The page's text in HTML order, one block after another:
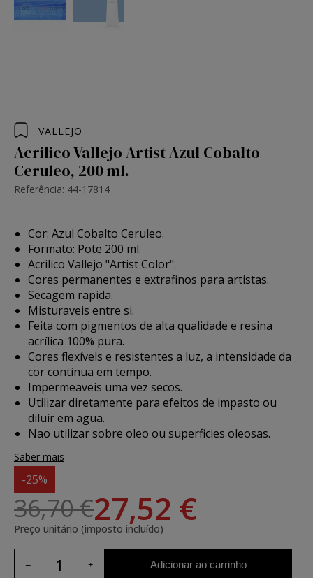
VALLEJO
Acrilico Vallejo Artist Azul Cobalto
Ceruleo, 200 ml.
Referência: 44-17814
Cor: Azul Cobalto Ceruleo.
Formato: Pote 200 ml.
Acrilico Vallejo "Artist Color".
Cores permanentes e extrafinos para artistas.
Secagem rapida.
Misturaveis entre si.
Feita com pigmentos de alta qualidade e resina
acrílica 100% pura.
Cores flexívels e resistentes a luz, a intensidade da
cor continua em tempo.
Impermeaveis uma vez secos.
Utilizar diretamente para efeitos de impasto ou
diluir em agua.
Nao utilizar sobre oleo ou superficies oleosas.
Saber mais
-25%
36,70 €27,52 €
Preço unitário (imposto incluído)
Adicionar ao carrinho